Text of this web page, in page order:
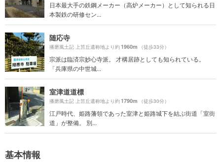
日本最大手の鉄鋼メーカー（高炉メーカー）として知られる日
本製鉄の研修セン...
随応寺
播磨風土記 上筥丘遺称地より約1960m （徒歩33分）
宗派は臨済宗妙心寺派。 才構居跡としても知られている。
「兵庫県の中世城...
室津道道標
播磨風土記 上筥丘遺称地より約1790m （徒歩30分）
江戸時代、姫路藩領であった室津と姫路城下を結ぶ街道「室街
道」が整備。 別...
基本情報